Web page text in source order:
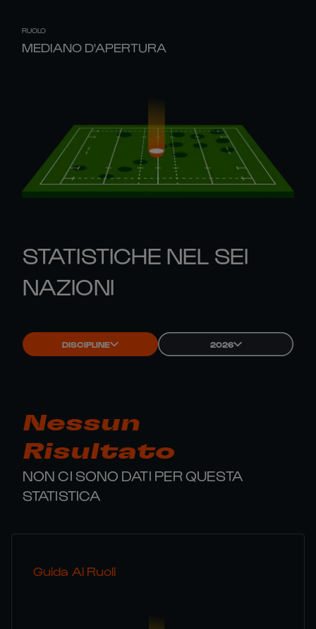
RUOLO
MEDIANO D'APERTURA
STATISTICHE NEL SEI
NAZIONI
DISCIPLINE 2026
Nessun
Risultato
NON CI SONO DATI PER QUESTA
STATISTICA
Guida Ai Ruoli